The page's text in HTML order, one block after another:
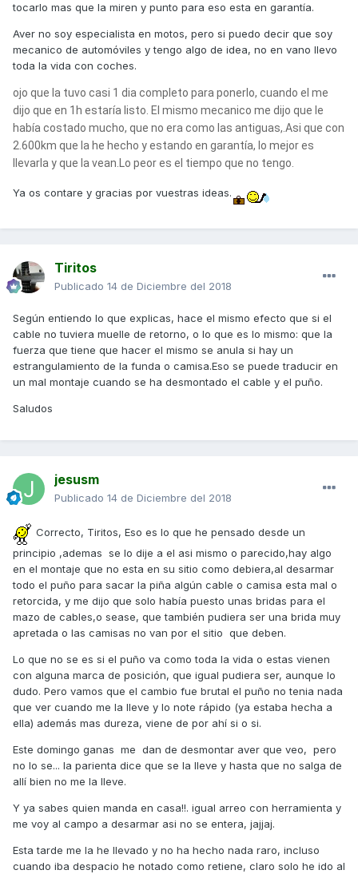
tocarlo mas que la miren y punto para eso esta en garantía.
Aver no soy especialista en motos, pero si puedo decir que soy
mecanico de automóviles y tengo algo de idea, no en vano llevo
toda la vida con coches.
ojo que la tuvo casi 1 dia completo para ponerlo, cuando el me
dijo que en 1h estaría listo. El mismo mecanico me dijo que le
había costado mucho, que no era como las antiguas,.Asi que con
2.600km que la he hecho y estando en garantía, lo mejor es
llevarla y que la vean.Lo peor es el tiempo que no tengo.
Ya os contare y gracias por vuestras ideas.
Tiritos
Publicado 14 de Diciembre del 2018
Según entiendo lo que explicas, hace el mismo efecto que si el
cable no tuviera muelle de retorno, o lo que es lo mismo: que la
fuerza que tiene que hacer el mismo se anula si hay un
estrangulamiento de la funda o camisa.Eso se puede traducir en
un mal montaje cuando se ha desmontado el cable y el puño.
Saludos
jesusm
Publicado 14 de Diciembre del 2018
Correcto, Tiritos, Eso es lo que he pensado desde un
principio ,ademas se lo dije a el asi mismo o parecido,hay algo
en el montaje que no esta en su sitio como debiera,al desarmar
todo el puño para sacar la piña algún cable o camisa esta mal o
retorcida, y me dijo que solo había puesto unas bridas para el
mazo de cables,o sease, que también pudiera ser una brida muy
apretada o las camisas no van por el sitio que deben.
Lo que no se es si el puño va como toda la vida o estas vienen
con alguna marca de posición, que igual pudiera ser, aunque lo
dudo. Pero vamos que el cambio fue brutal el puño no tenia nada
que ver cuando me la lleve y lo note rápido (ya estaba hecha a
ella) además mas dureza, viene de por ahí si o si.
Este domingo ganas me dan de desmontar aver que veo, pero
no lo se... la parienta dice que se la lleve y hasta que no salga de
allí bien no me la lleve.
Y ya sabes quien manda en casa!!. igual arreo con herramienta y
me voy al campo a desarmar asi no se entera, jajjaj.
Esta tarde me la he llevado y no ha hecho nada raro, incluso
cuando iba despacio he notado como retiene, claro solo he ido al